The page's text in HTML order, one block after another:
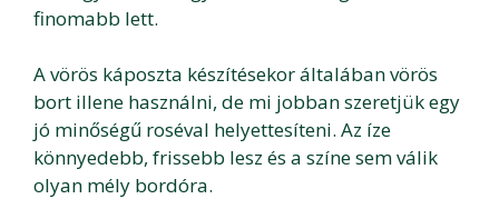
finomabb lett.
A vörös káposzta készítésekor általában vörös
bort illene használni, de mi jobban szeretjük egy
jó minőségű roséval helyettesíteni. Az íze
könnyedebb, frissebb lesz és a színe sem válik
olyan mély bordóra.